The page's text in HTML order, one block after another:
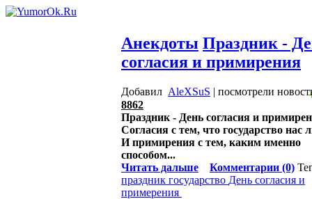
Анекдоты Праздник -
согласия и примирения
Добавил AleXSuS | посмотрели
8862
Праздник - День согласия и
Согласия с тем, что государство нас
И примирения с тем, каким именно
способом...
Читать дальше
Комментарии (0)
праздник государство День согласия и
примерения